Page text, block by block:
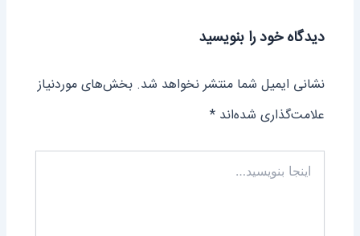
دیدگاه‌ خود را بنویسید
نشانی ایمیل شما منتشر نخواهد شد. بخش‌های موردنیاز
علامت‌گذاری شده‌اند*
اینجا